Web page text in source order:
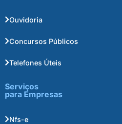
Ouvidoria
Concursos Públicos
Telefones Úteis
Serviços
para Empresas
Nfs-e